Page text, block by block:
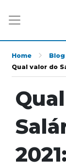
Home
Blog
Qual valor do